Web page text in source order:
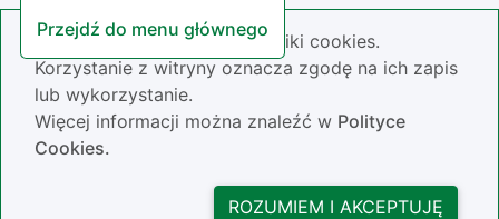
Przejdź do menu głównego
Nasza strona wykorzystuje pliki cookies.
Korzystanie z witryny oznacza zgodę na ich zapis
lub wykorzystanie.
Więcej informacji można znaleźć w Polityce
Cookies.
ROZUMIEM I AKCEPTUJĘ